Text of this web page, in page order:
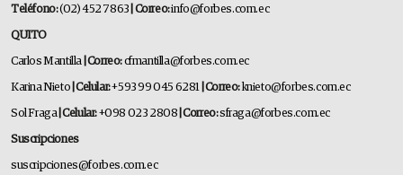
Teléfono:(02) 452 7863 | Correo:info@forbes.com.ec
QUITO
Carlos Mantilla | Correo:cfmantilla@forbes.com.ec
Karina Nieto | Celular:+593 99 045 6281 | Correo:knieto@forbes.com.ec
Sol Fraga| Celular:+098 023 2808 | Correo:sfraga@forbes.com.ec
Suscripciones
suscripciones@forbes.com.ec